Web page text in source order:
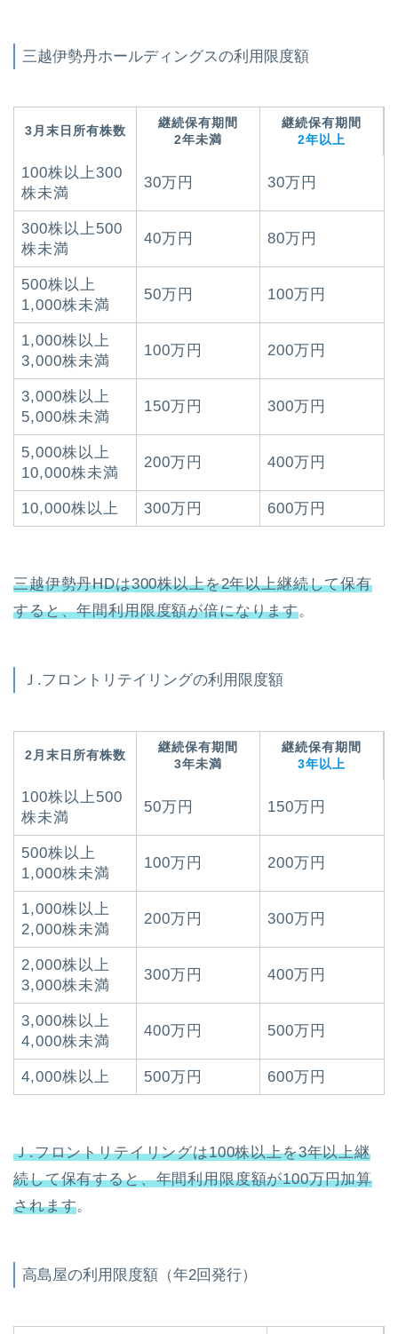
三越伊勢丹ホールディングスの利用限度額
3月末日所有株数
継続保有期間
2年未満
継続保有期間
2年以上
100株以上300
株未満
30万円 30万円
300株以上500
株未満
40万円 80万円
500株以上
1,000株未満
50万円 100万円
1,000株以上
3,000株未満
100万円 200万円
3,000株以上
5,000株未満
150万円 300万円
5,000株以上
10,000株未満
200万円 400万円
10,000株以上 300万円 600万円
三越伊勢丹HDは300株以上を2年以上継続して保有
すると、年間利用限度額が倍になります。
Ｊ.フロントリテイリングの利用限度額
2月末日所有株数
継続保有期間
3年未満
継続保有期間
3年以上
100株以上500
株未満
50万円 150万円
500株以上
1,000株未満
100万円 200万円
1,000株以上
2,000株未満
200万円 300万円
2,000株以上
3,000株未満
300万円 400万円
3,000株以上
4,000株未満
400万円 500万円
4,000株以上 500万円 600万円
Ｊ.フロントリテイリングは100株以上を3年以上継
続して保有すると、年間利用限度額が100万円加算
されます。
高島屋の利用限度額（年2回発行）